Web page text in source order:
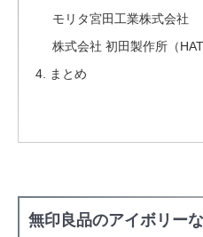
モリタ宮田工業株式会社
株式会社 初田製作所（
まとめ
無印良品のアイボリー